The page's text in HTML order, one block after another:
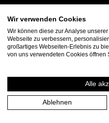
Wir verwenden Cookies
Wir können diese zur Analyse
Webseite zu verbessern,
großartiges Webseiten-Erlebnis zu
von uns verwendeten Cookies öffnen
Alle
Ablehnen